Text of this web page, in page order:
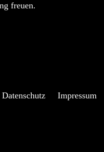
freuen.
Datenschutz Impressum